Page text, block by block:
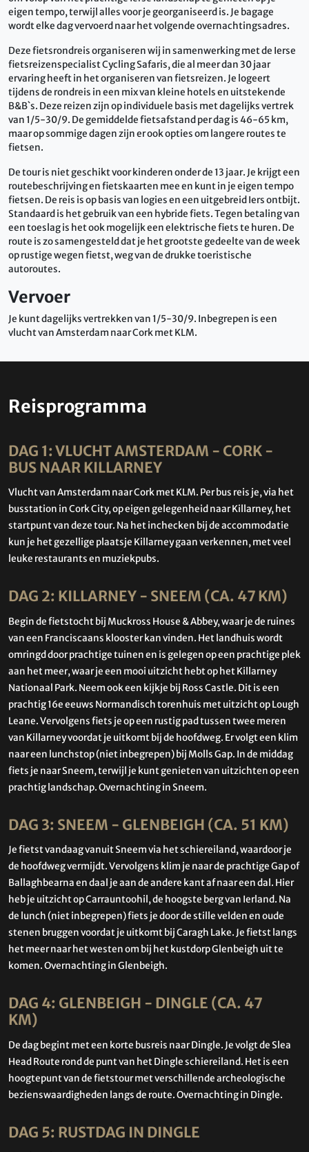
eigen tempo, terwijl alles voor je georganiseerd is. Je bagage
wordt elke dag vervoerd naar het volgende overnachtingsadres.
Deze fietsrondreis organiseren wij in samenwerking met de Ierse
fietsreizenspecialist Cycling Safaris, die al meer dan 30 jaar
ervaring heeft in het organiseren van fietsreizen. Je logeert
tijdens de rondreis in een mix van kleine hotels en uitstekende
B&B`s. Deze reizen zijn op individuele basis met dagelijks vertrek
van 1/5-30/9. De gemiddelde fietsafstand per dag is 46-65 km,
maar op sommige dagen zijn er ook opties om langere routes te
fietsen.
De tour is niet geschikt voor kinderen onder de 13 jaar. Je krijgt een
routebeschrijving en fietskaarten mee en kunt in je eigen tempo
fietsen. De reis is op basis van logies en een uitgebreid Iers ontbijt.
Standaard is het gebruik van een hybride fiets. Tegen betaling van
een toeslag is het ook mogelijk een elektrische fiets te huren. De
route is zo samengesteld dat je het grootste gedeelte van de week
op rustige wegen fietst, weg van de drukke toeristische
autoroutes.
Vervoer
Je kunt dagelijks vertrekken van 1/5-30/9. Inbegrepen is een
vlucht van Amsterdam naar Cork met KLM.
Reisprogramma
DAG 1: VLUCHT AMSTERDAM - CORK -
BUS NAAR KILLARNEY
Vlucht van Amsterdam naar Cork met KLM. Per bus reis je, via het
busstation in Cork City, op eigen gelegenheid naar Killarney, het
startpunt van deze tour. Na het inchecken bij de accommodatie
kun je het gezellige plaatsje Killarney gaan verkennen, met veel
leuke restaurants en muziekpubs.
DAG 2: KILLARNEY - SNEEM (CA. 47 KM)
Begin de fietstocht bij Muckross House & Abbey, waar je de ruines
van een Franciscaans klooster kan vinden. Het landhuis wordt
omringd door prachtige tuinen en is gelegen op een prachtige plek
aan het meer, waar je een mooi uitzicht hebt op het Killarney
Nationaal Park. Neem ook een kijkje bij Ross Castle. Dit is een
prachtig 16e eeuws Normandisch torenhuis met uitzicht op Lough
Leane. Vervolgens fiets je op een rustig pad tussen twee meren
van Killarney voordat je uitkomt bij de hoofdweg. Er volgt een klim
naar een lunchstop (niet inbegrepen) bij Molls Gap. In de middag
fiets je naar Sneem, terwijl je kunt genieten van uitzichten op een
prachtig landschap. Overnachting in Sneem.
DAG 3: SNEEM - GLENBEIGH (CA. 51 KM)
Je fietst vandaag vanuit Sneem via het schiereiland, waardoor je
de hoofdweg vermijdt. Vervolgens klim je naar de prachtige Gap of
Ballaghbearna en daal je aan de andere kant af naar een dal. Hier
heb je uitzicht op Carrauntoohil, de hoogste berg van Ierland. Na
de lunch (niet inbegrepen) fiets je door de stille velden en oude
stenen bruggen voordat je uitkomt bij Caragh Lake. Je fietst langs
het meer naar het westen om bij het kustdorp Glenbeigh uit te
komen. Overnachting in Glenbeigh.
DAG 4: GLENBEIGH - DINGLE (CA. 47
KM)
De dag begint met een korte busreis naar Dingle. Je volgt de Slea
Head Route rond de punt van het Dingle schiereiland. Het is een
hoogtepunt van de fietstour met verschillende archeologische
bezienswaardigheden langs de route. Overnachting in Dingle.
DAG 5: RUSTDAG IN DINGLE